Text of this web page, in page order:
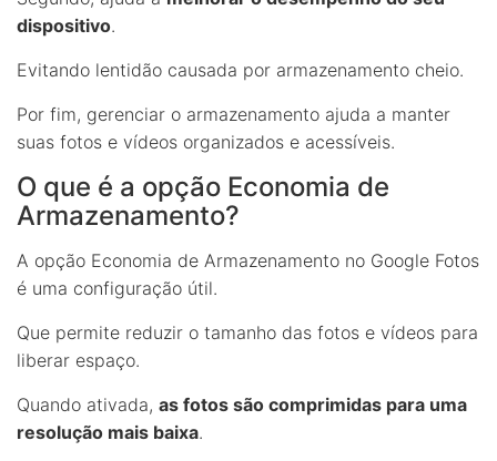
dispositivo.
Evitando lentidão causada por armazenamento cheio.
Por fim, gerenciar o armazenamento ajuda a manter
suas fotos e vídeos organizados e acessíveis.
O que é a opção Economia de
Armazenamento?
A opção Economia de Armazenamento no Google Fotos
é uma configuração útil.
Que permite reduzir o tamanho das fotos e vídeos para
liberar espaço.
Quando ativada, as fotos são comprimidas para uma
resolução mais baixa.